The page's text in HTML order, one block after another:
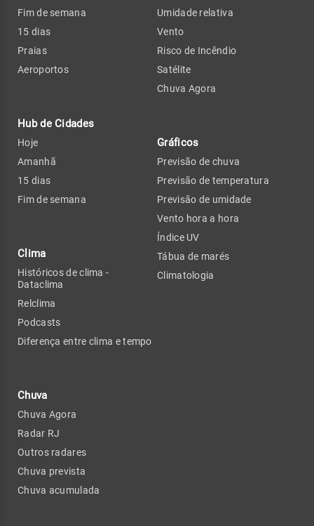
Fim de semana
15 dias
Praias
Aeroportos
Hub de Cidades
Hoje
Amanhã
15 dias
Fim de semana
Clima
Históricos de clima -
Dataclima
Relclima
Podcasts
Diferença entre clima e tempo
Chuva
Chuva Agora
Radar RJ
Outros radares
Chuva prevista
Chuva acumulada
Umidade relativa
Vento
Risco de Incêndio
Satélite
Chuva Agora
Gráficos
Previsão de chuva
Previsão de temperatura
Previsão de umidade
Vento hora a hora
Índice UV
Tábua de marés
Climatologia